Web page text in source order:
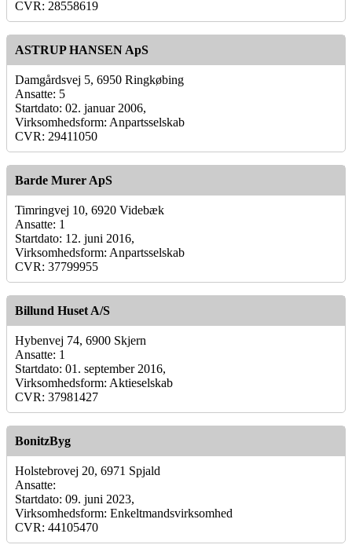
CVR: 28558619
ASTRUP HANSEN ApS
Damgårdsvej 5, 6950 Ringkøbing
Ansatte: 5
Startdato: 02. januar 2006,
Virksomhedsform: Anpartsselskab
CVR: 29411050
Barde Murer ApS
Timringvej 10, 6920 Videbæk
Ansatte: 1
Startdato: 12. juni 2016,
Virksomhedsform: Anpartsselskab
CVR: 37799955
Billund Huset A/S
Hybenvej 74, 6900 Skjern
Ansatte: 1
Startdato: 01. september 2016,
Virksomhedsform: Aktieselskab
CVR: 37981427
BonitzByg
Holstebrovej 20, 6971 Spjald
Ansatte:
Startdato: 09. juni 2023,
Virksomhedsform: Enkeltmandsvirksomhed
CVR: 44105470